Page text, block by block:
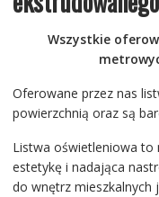
Wszystkie
Oferowane przez nas
powierzchnią oraz są
Listwa oświetleniowa to
estetykę i nadająca
do wnętrz mieszkalnych